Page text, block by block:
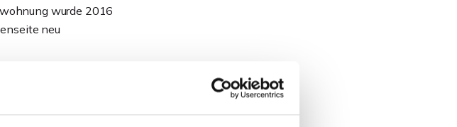
wurde 2016
neu
es bereits
werden